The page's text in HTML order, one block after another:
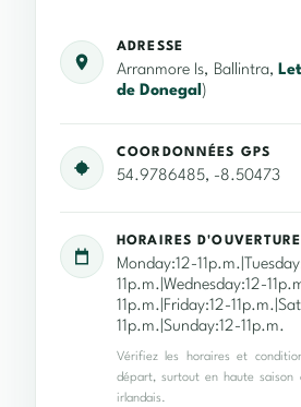
ADRESSE
Arranmore Is, Ballintra,
de Donegal)
COORDONNÉES GPS
54.9786485, -8.50473
HORAIRES D'OUVERTURE
Monday:12-
11p.m.|Wednesday:12-
11p.m.|Friday:12-
11p.m.|Sunday:12-11p.m.
Vérifiez les horaires et
départ, surtout en haute saison
irlandais.